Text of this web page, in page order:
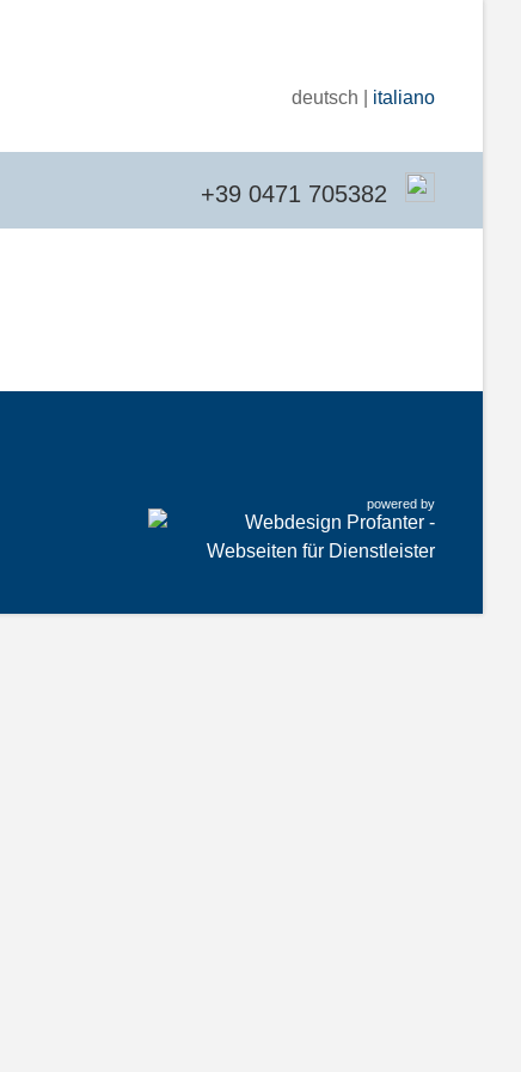
deutsch | italiano
+39 0471 705382
powered by